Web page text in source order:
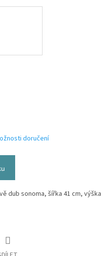
doručení
dub sonoma, šířka 41 cm, výška